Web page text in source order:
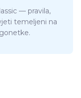
— pravila,
temeljeni na